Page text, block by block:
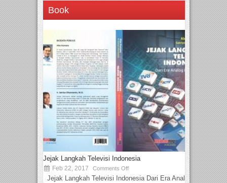
Book
Jejak Langkah Televisi Indonesia
Feb 22, 2017 Comments Off
Jejak Langkah Televisi Indonesia Dari Era Analog